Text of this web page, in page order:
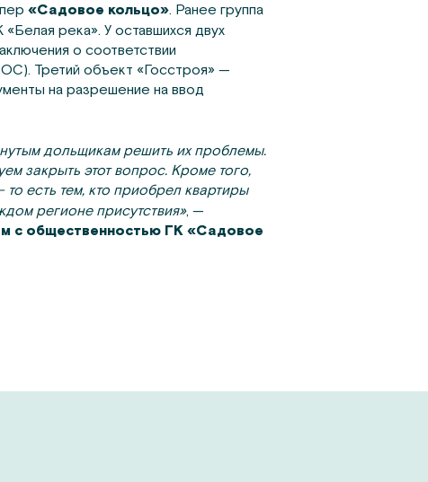
«Садовое кольцо». Ранее группа
река». У оставшихся двух
о соответствии
Третий объект «Госстроя» —
на разрешение на ввод
дольщикам решить их проблемы.
закрыть этот вопрос. Кроме того,
есть тем, кто приобрел квартиры
регионе присутствия», —
с общественностью ГК «Садовое